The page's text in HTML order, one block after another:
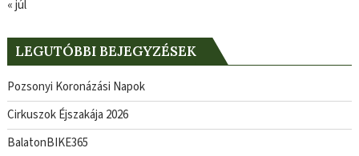
« júl
LEGUTÓBBI BEJEGYZÉSEK
Pozsonyi Koronázási Napok
Cirkuszok Éjszakája 2026
BalatonBIKE365